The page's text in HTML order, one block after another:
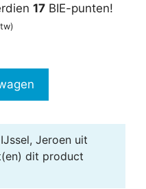
17 BIE-punten!
Jeroen uit
dit product